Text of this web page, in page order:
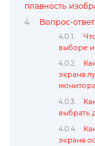
плавность
Вопрос-ответ:
выборе
экрана
выбрать
экрана